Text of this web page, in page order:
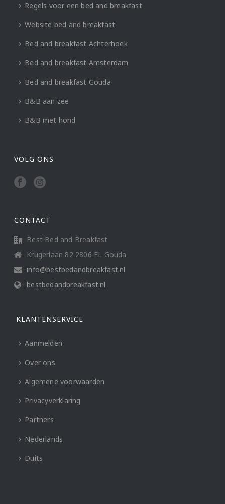
Regels voor een bed and breakfast
Website bed and breakfast
Bed and breakfast Achterhoek
Bed and breakfast Amsterdam
Bed and breakfast Gouda
B&B aan zee
B&B met hond
VOLG ONS
CONTACT
Best Bed and Breakfast
Krugerlaan 82 2806 EL Gouda
info@bestbedandbreakfast.nl
bestbedandbreakfast.nl
KLANTENSERVICE
Aanmelden
Over ons
Algemene voorwaarden
Privacyverklaring
Partners
Nederlands
Duits